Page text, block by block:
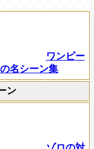
ワンピー
名シーン集
ン